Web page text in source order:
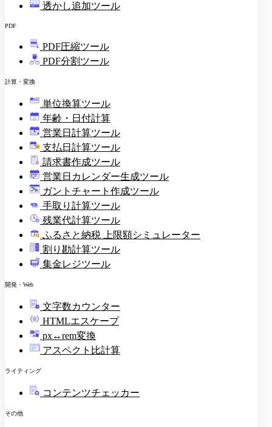
透かし追加ツール
PDF
PDF圧縮ツール
PDF分割ツール
計算・変換
単位換算ツール
年齢・日付計算
営業日計算ツール
¥ 支払日計算ツール
印
請求書作成ツール
営業日カレンダー生成ツール
ガントチャート作成ツール
手取り計算ツール
残業代計算ツール
ふるさと納税 上限額シミュレーター
割り勘計算ツール
集金レジツール
開発・Web
文字数カウンター
HTMLエスケープ
px↔rem変換
アスペクト比計算
ライティング
コンテンツチェッカー
その他